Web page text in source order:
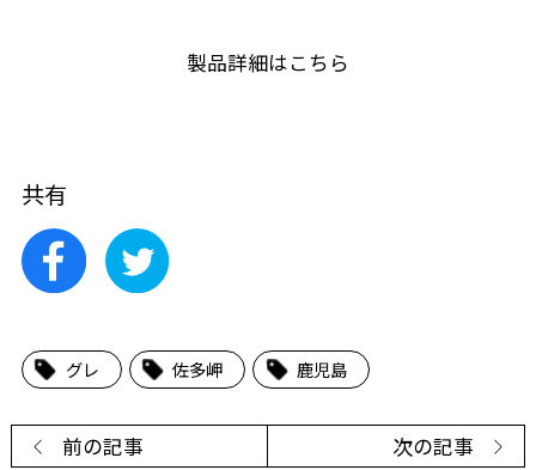
製品詳細はこちら
共有
グレ 佐多岬 鹿児島
前の記事 次の記事